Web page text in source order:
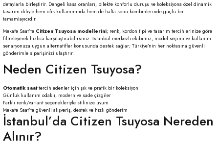
detaylarla birleştirir. Dengeli kasa oranları, bilekte konforlu duruşu ve koleksiyona özel dinamik
tasarım diliyle hem ofis kullanımında hem de hafta sonu kombinlerinde güçlü bir
tamamlayıcıdır.
Mekafe Saat’te Citizen Tsuyosa modellerini; renk, kordon tipi ve tasarım tercihlerinize göre
filtreleyerek hızlıca karşılaştırabilirsiniz. İstanbul merkezli ekibimiz, model seçimi ve kullanım
senaryonuza uygun alternatifler konusunda destek sağlar; Türkiye’nin her noktasına güvenli
gönderimle siparişinizi ulaştırır.
Neden Citizen Tsuyosa?
Otomatik saattercih edenler için şık ve pratik bir koleksiyon
Günlük kullanım odaklı, modern ve sade çizgiler
Farklı renk/variant seçenekleriyle stilinize uyum
Mekafe Saat’te güvenli alışveriş, destek ve hızlı gönderim
İstanbul’da Citizen Tsuyosa Nereden
Alınır?